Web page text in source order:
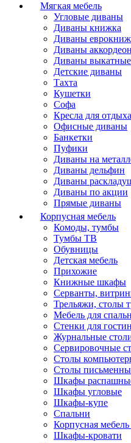
Мягкая мебель
Угловые диваны
Диваны книжка
Диваны
Диваны аккордеон
Диваны выкатные
Детские диваны
Тахта
Кушетки
Софа
Кресла для отдыха
Офисные диваны
Банкетки
Пуфики
Диваны на
Диваны дельфин
Диваны
Диваны по акции
Прямые диваны
Корпусная мебель
Комоды, тумбы
Тумбы ТВ
Обувницы
Детская мебель
Прихожие
Книжные шкафы
Серванты,
Трельяжи, столы
Мебель для
Стенки для
Журнальные
Сервировочные
Столы
Столы
Шкафы
Шкафы угловые
Шкафы-купе
Спальни
Корпусная
Шкафы-кровати